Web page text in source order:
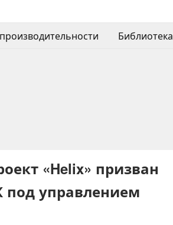
Библиотека
«Helix» призван
под управлением